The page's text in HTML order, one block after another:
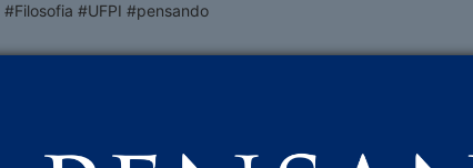
#UFPI #pensando